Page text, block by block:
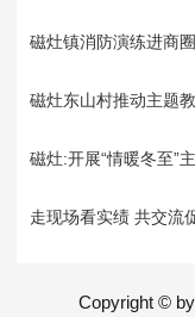
磁灶镇消防演练进商圈
磁灶东山村推动主题
磁灶:开展“情暖冬至”
Copyright ©